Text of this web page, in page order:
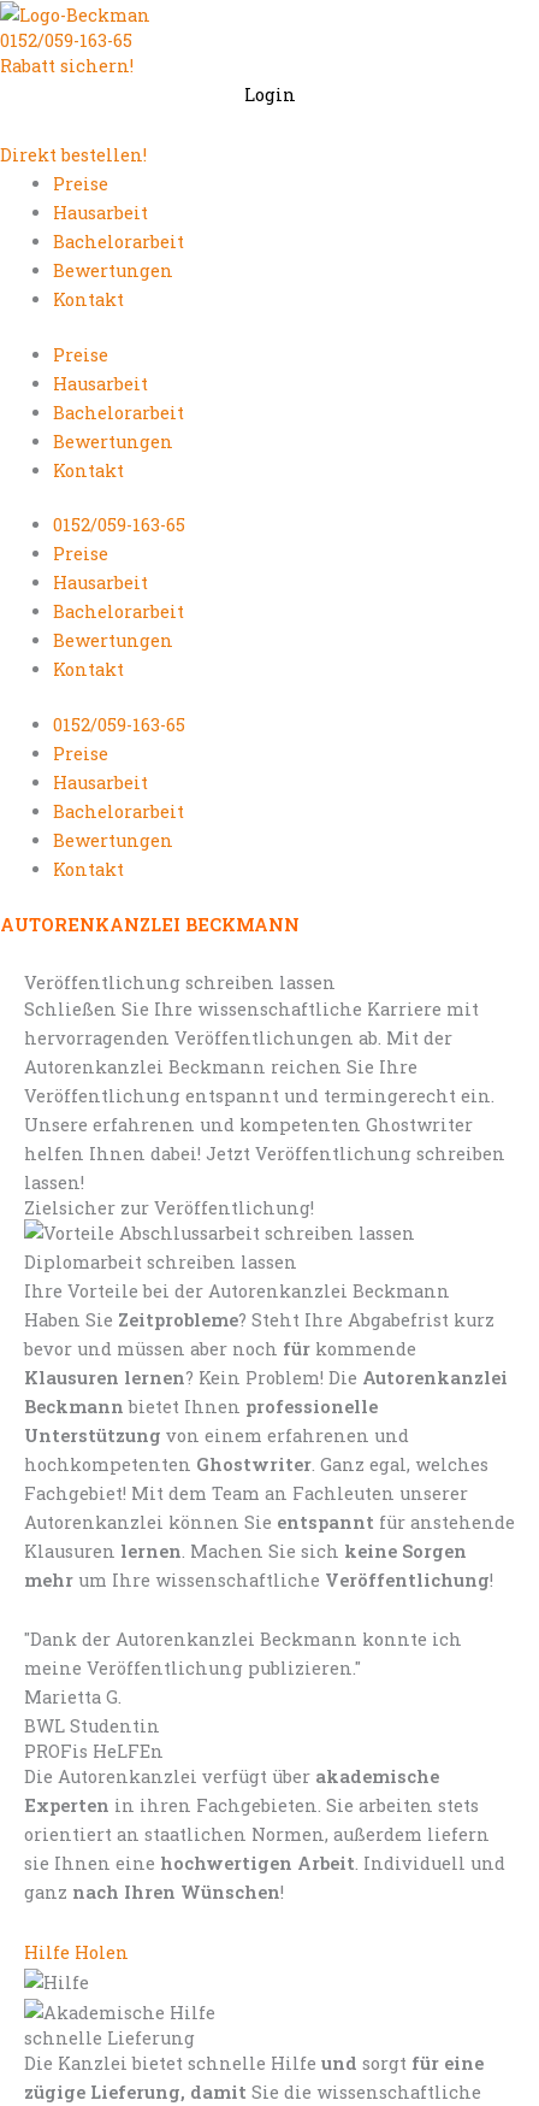
Zum
Inhalt
springen
0152/059-163-65
Rabatt sichern!
Login
Direkt bestellen!
Preise
Hausarbeit
Bachelorarbeit
Bewertungen
Kontakt
Preise
Hausarbeit
Bachelorarbeit
Bewertungen
Kontakt
0152/059-163-65
Preise
Hausarbeit
Bachelorarbeit
Bewertungen
Kontakt
0152/059-163-65
Preise
Hausarbeit
Bachelorarbeit
Bewertungen
Kontakt
AUTORENKANZLEI BECKMANN
Veröffentlichung schreiben lassen
Schließen Sie Ihre wissenschaftliche Karriere mit
hervorragenden Veröffentlichungen ab. Mit der
Autorenkanzlei Beckmann reichen Sie Ihre
Veröffentlichung entspannt und termingerecht ein.
Unsere erfahrenen und kompetenten Ghostwriter
helfen Ihnen dabei! Jetzt Veröffentlichung schreiben
lassen!
Zielsicher zur Veröffentlichung!
Ihre Vorteile bei der Autorenkanzlei Beckmann
Haben Sie Zeitprobleme? Steht Ihre Abgabefrist kurz
bevor und müssen aber noch für kommende
Klausuren lernen? Kein Problem! Die Autorenkanzlei
Beckmann bietet Ihnen professionelle
Unterstützung von einem erfahrenen und
hochkompetenten Ghostwriter . Ganz egal, welches
Fachgebiet! Mit dem Team an Fachleuten unserer
Autorenkanzlei können Sie entspannt für anstehende
Klausuren lernen . Machen Sie sich keine Sorgen
mehr um Ihre wissenschaftliche Veröffentlichung!
"Dank der Autorenkanzlei Beckmann konnte ich
meine Veröffentlichung publizieren."
Marietta G.
BWL Studentin
PROFis HeLFEn
Die Autorenkanzlei verfügt über akademische
Experten in ihren Fachgebieten. Sie arbeiten stets
orientiert an staatlichen Normen, außerdem liefern
sie Ihnen eine hochwertigen Arbeit. Individuell und
ganz nach Ihren Wünschen!
Hilfe Holen
schnelle Lieferung
Die Kanzlei bietet schnelle Hilfe und sorgt für eine
zügige Lieferung, damit Sie die wissenschaftliche